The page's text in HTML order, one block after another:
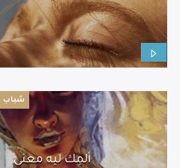
شباب
ألمِك ليه معنى